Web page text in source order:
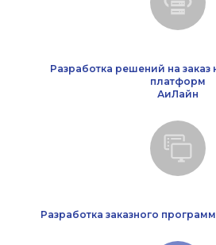
Разработка решений на заказ
платформ
АиЛайн
Разработка заказного